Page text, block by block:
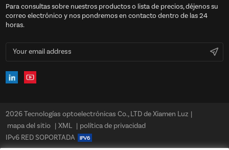
Para consultas sobre nuestros productos o lista de precios, déjenos su
correo electrónico y nos pondremos en contacto dentro de las 24
horas.
2026 Tecnologías optoelectrónicas Co., LTD de Xiamen Luz |
mapa del sitio | XML | política de privacidad
IPv6 RED SOPORTADA